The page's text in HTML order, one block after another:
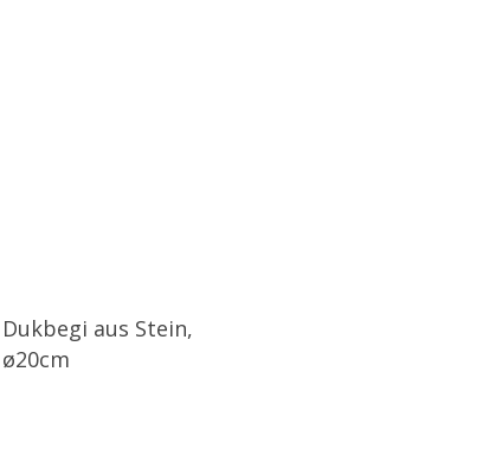
Dukbegi aus Stein,
ø20cm